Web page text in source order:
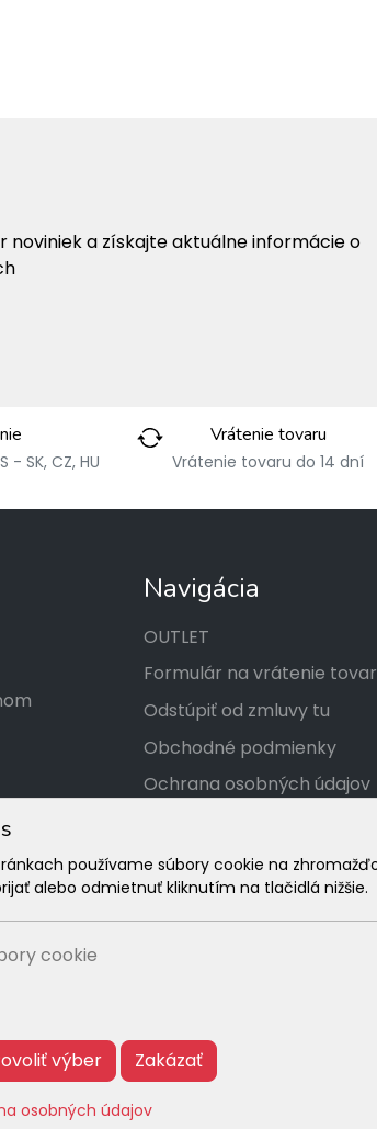
noviniek a získajte aktuálne informácie o
- SK, CZ, HU
Vrátenie tovaru
Vrátenie tovaru do 14 dní
používame súbory cookie na
alebo odmietnuť kliknutím na tlačidlá nižšie.
cookie
výber Zakázať
osobných údajov
Navigácia
OUTLET
Formulár na vrátenie
Odstúpiť od zmluvy tu
Obchodné podmienky
Ochrana osobných údajov
Tabuľka veľkostí
Reklamačný poriadok